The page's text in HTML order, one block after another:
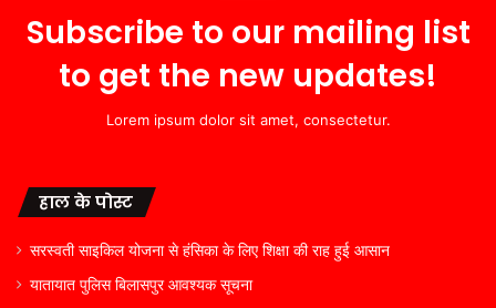
Subscribe to our mailing list
to get the new updates!
Lorem ipsum dolor sit amet, consectetur.
हाल के पोस्ट
सरस्वती साइकिल योजना से हंसिका के लिए शिक्षा की राह हुई आसान
यातायात पुलिस बिलासपुर आवश्यक सूचना